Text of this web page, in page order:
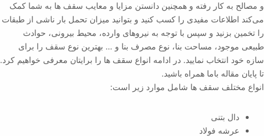
و مصالح به کار رفته و همچنین دانستن مزایا و معایب سقف ها به شما کمک
می‌کند اطلاعات مفیدی را کسب کنید و بتوانید میزان تحمل بار ناشی از طبقات
را تخمین بزنید و سپس با توجه به نیروهای وارده، محیط بیرونی، حوادث
طبیعی موجود، مساحت بنا، نوع مصرف بنا و … بهترین نوع سقف را برای
سازه خود انتخاب نمایید. در ادامه انواع سقف‌ ها را برایتان معرفی خواهیم کرد.
تا پایان مقاله باما همراه باشید.
انواع مختلف سقف ها شامل موارد زیر است:
دال بتنی
عرشه فولاد